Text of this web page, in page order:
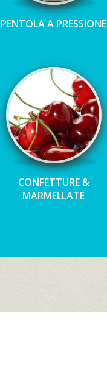
PENTOLA A PRESSIONE
CONFETTURE &
MARMELLATE